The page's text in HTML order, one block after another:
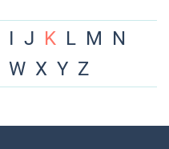
I J K L M N
W X Y Z